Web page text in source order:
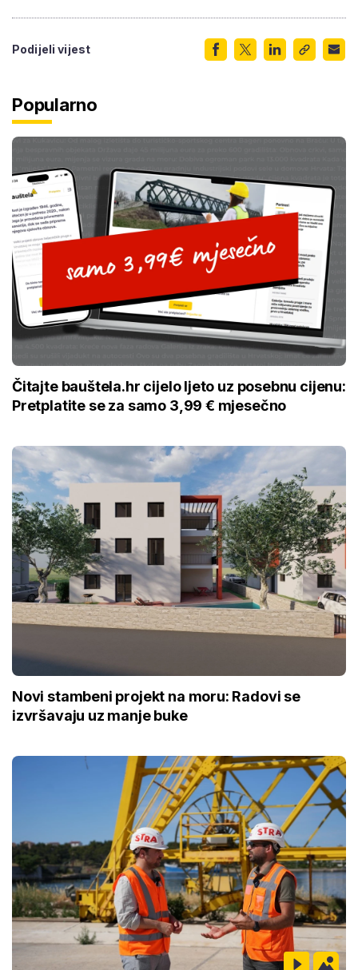
Podijeli vijest
Popularno
Čitajte bauštela.hr cijelo ljeto uz posebnu cijenu:
Pretplatite se za samo 3,99 € mjesečno
Novi stambeni projekt na moru: Radovi se
izvršavaju uz manje buke